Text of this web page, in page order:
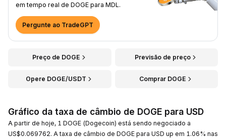
em tempo real de DOGE para MDL.
Pergunte ao TradeGPT
Preço de DOGE Previsão de preço
Opere DOGE/USDT Comprar DOGE
Gráfico da taxa de câmbio de DOGE para USD
A partir de hoje, 1 DOGE (Dogecoin) está sendo negociado a
US$0.069762. A taxa de câmbio de DOGE para USD up em 1.06% nas